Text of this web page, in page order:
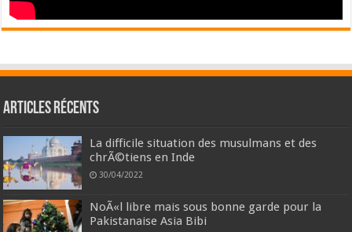
Articles récents
La difficile situation des musulmans et des
chrÃ©tiens en Inde
30/04/2022
NoÃ«l libre mais sous bonne garde pour la
Pakistanaise Asia Bibi